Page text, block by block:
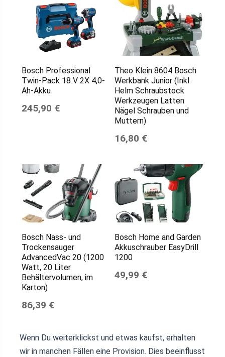
Bosch Professional
Twin-Pack 18 V 2X 4,0-
Ah-Akku
245,90 €
Theo Klein 8604 Bosch
Werkbank Junior (Inkl.
Helm Schraubstock
Werkzeugen Latten
Nägel Schrauben und
Muttern)
16,80 €
Bosch Nass- und
Trockensauger
AdvancedVac 20 (1200
Watt, 20 Liter
Behältervolumen, im
Karton)
86,39 €
Bosch Home and Garden
Akkuschrauber EasyDrill
1200
49,99 €
Wenn Du weiterklickst und etwas kaufst, erhalten
wir in manchen Fällen eine Provision. Dies beeinflusst